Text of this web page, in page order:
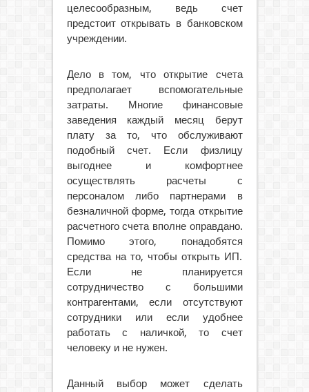
целесообразным, ведь счет
предстоит открывать в банковском
учреждении.
Дело в том, что открытие счета
предполагает вспомогательные
затраты. Многие финансовые
заведения каждый месяц берут
плату за то, что обслуживают
подобный счет. Если физлицу
выгоднее и комфортнее
осуществлять расчеты с
персоналом либо партнерами в
безналичной форме, тогда открытие
расчетного счета вполне оправдано.
Помимо этого, понадобятся
средства на то, чтобы открыть ИП.
Если не планируется
сотрудничество с большими
контрагентами, если отсутствуют
сотрудники или если удобнее
работать с наличкой, то счет
человеку и не нужен.
Данный выбор может сделать